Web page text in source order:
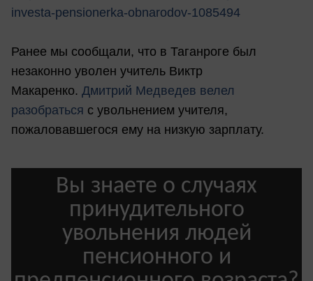
investa-pensionerka-obnarodov-1085494
Ранее мы сообщали, что в Таганроге был
незаконно уволен учитель Виктр
Макаренко. Дмитрий Медведев велел
разобраться с увольнением учителя,
пожаловавшегося ему на низкую зарплату.